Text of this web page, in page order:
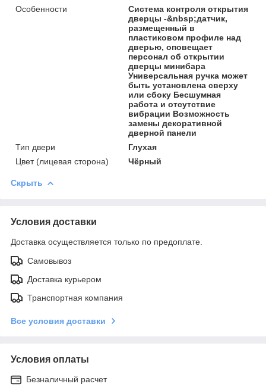
Особенности
Система контроля открытия
дверцы -&nbsp;датчик,
размещенный в
пластиковом профиле над
дверью, оповещает
персонал об открытии
дверцы минибара
Универсальная ручка может
быть установлена сверху
или сбоку Бесшумная
работа и отсутствие
вибрации Возможность
замены декоративной
дверной панели
Тип двери
Глухая
Цвет (лицевая сторона)
Чёрный
Скрыть
Условия доставки
Доставка осуществляется только по предоплате.
Самовывоз
Доставка курьером
Транспортная компания
Все условия доставки
Условия оплаты
Безналичный расчет